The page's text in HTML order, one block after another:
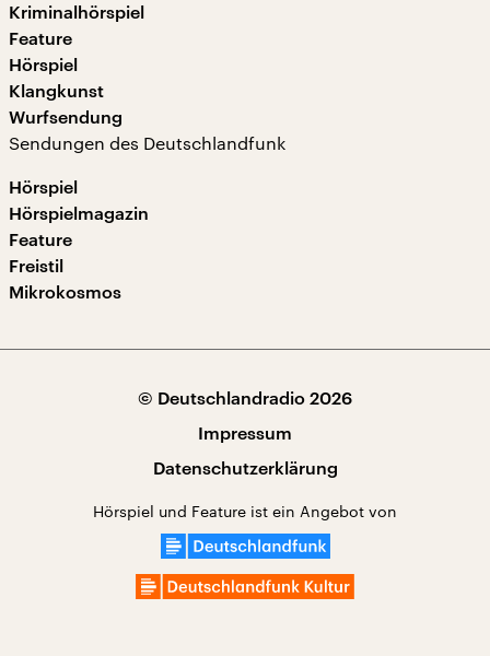
Kriminalhörspiel
Feature
Hörspiel
Klangkunst
Wurfsendung
Sendungen des Deutschlandfunk
Hörspiel
Hörspielmagazin
Feature
Freistil
Mikrokosmos
© Deutschlandradio 2026
Impressum
Datenschutzerklärung
Hörspiel und Feature ist ein Angebot von